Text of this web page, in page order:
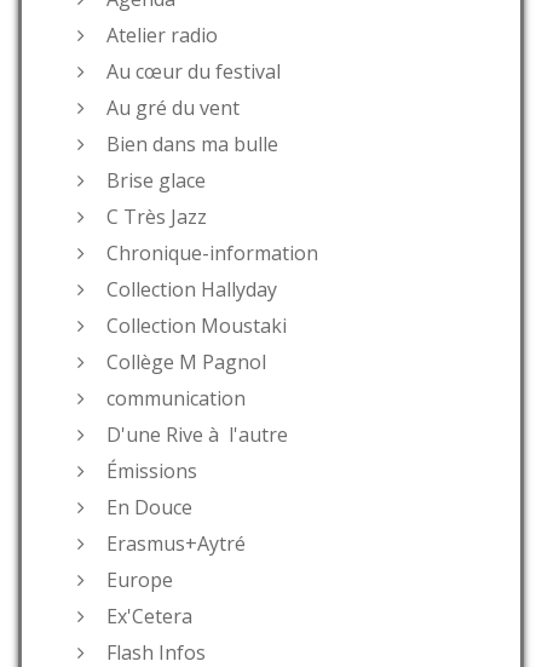
Atelier radio
Au cœur du festival
Au gré du vent
Bien dans ma bulle
Brise glace
C Très Jazz
Chronique-information
Collection Hallyday
Collection Moustaki
Collège M Pagnol
communication
D'une Rive à l'autre
Émissions
En Douce
Erasmus+Aytré
Europe
Ex'Cetera
Flash Infos